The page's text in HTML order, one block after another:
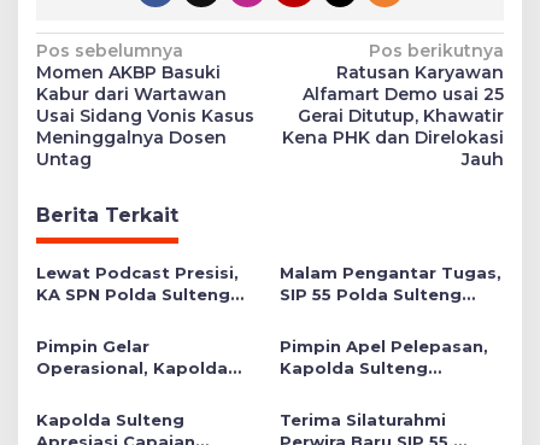
Navigasi
pos
Pos sebelumnya
Momen AKBP Basuki
Kabur dari Wartawan
Usai Sidang Vonis Kasus
Meninggalnya Dosen
Untag
Pos berikutnya
Ratusan Karyawan
Alfamart Demo usai 25
Gerai Ditutup, Khawatir
Kena PHK dan Direlokasi
Jauh
Berita Terkait
Lewat Podcast Presisi,
KA SPN Polda Sulteng
Pendidikan Polri Melalui
Kurikulum OBE
Malam Pengantar Tugas,
SIP 55 Polda Sulteng
Positif di Satuan Wilayah
Pimpin Gelar
Operasional, Kapolda
Polres Raih Predikat
Pelayanan Prima
Pimpin Apel Pelepasan,
Kapolda Sulteng
Tunjukkan Kinerja
Terbaik di Banggai Laut
Kapolda Sulteng
Terima Silaturahmi